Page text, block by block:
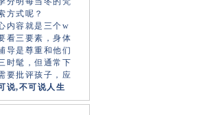
方式呢？
内容就是三个w
看三要素，身体
导是尊重和他们
时髦，但通常下
要批评孩子，应
说,不可说人生